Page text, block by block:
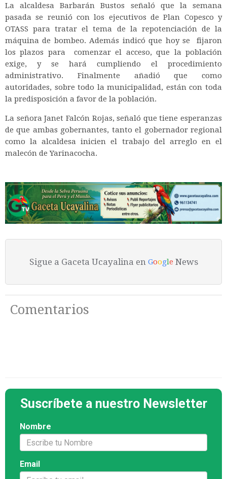
La alcaldesa Barbarán Bustos señaló que la semana
pasada se reunió con los ejecutivos de Plan Copesco y
OTASS para tratar el tema de la repotenciación de la
máquina de bombeo. Además indicó que hoy se fijaron
los plazos para comenzar el acceso, que la población
exige, y se hará cumpliendo el procedimiento
administrativo. Finalmente añadió que como
autoridades, sobre todo la municipalidad, están con toda
la predisposición a favor de la población.
La señora Janet Falcón Rojas, señaló que tiene esperanzas
de que ambas gobernantes, tanto el gobernador regional
como la alcaldesa inicien el trabajo del arreglo en el
malecón de Yarinacocha.
Sigue a Gaceta Ucayalina en Google News
Comentarios
Suscríbete a nuestro Newsletter
Nombre
Email